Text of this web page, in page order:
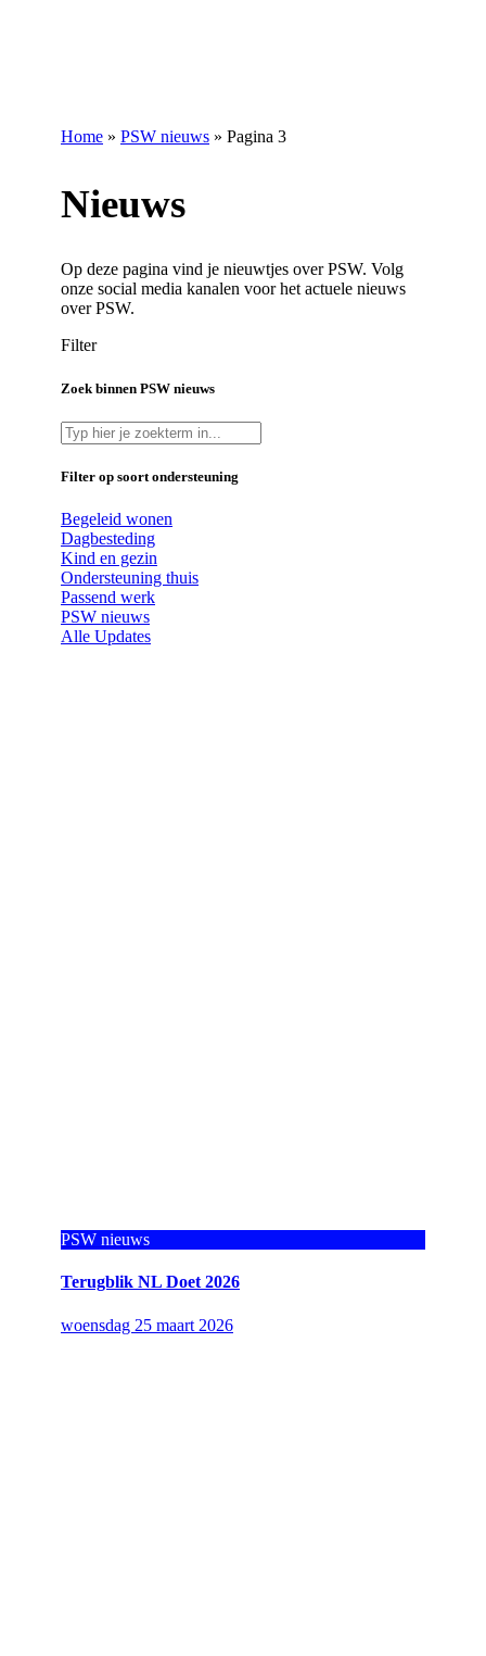
Home » PSW nieuws » Pagina 3
Nieuws
Op deze pagina vind je nieuwtjes over PSW. Volg
onze social media kanalen voor het actuele nieuws
over PSW.
Filter
Zoek binnen PSW nieuws
Filter op soort ondersteuning
Begeleid wonen
Dagbesteding
Kind en gezin
Ondersteuning thuis
Passend werk
PSW nieuws
Alle Updates
PSW nieuws
Terugblik NL Doet 2026
woensdag 25 maart 2026